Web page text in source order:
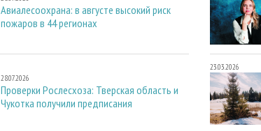
Авиалесоохрана: в августе высокий риск
пожаров в 44 регионах
28.07.2026
Проверки Рослесхоза: Тверская область и
Чукотка получили предписания
23.03.2026